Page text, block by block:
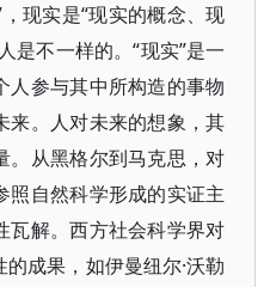
现实是“现实的概念、现
是不一样的。“现实”是一
人参与其中所构造的事物
来。人对未来的想象，其
。从黑格尔到马克思，对
照自然科学形成的实证主
瓦解。西方社会科学界对
成果，如伊曼纽尔·沃勒